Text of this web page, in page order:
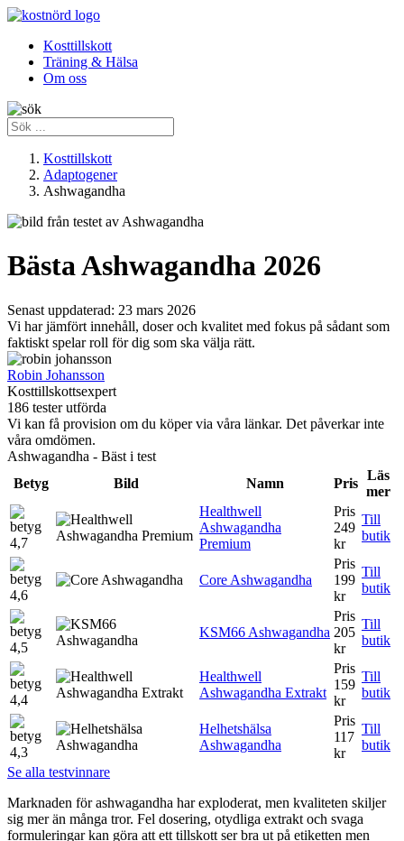
Kosttillskott
Träning & Hälsa
Om oss
Kosttillskott
Adaptogener
Ashwagandha
Bästa Ashwagandha 2026
Senast uppdaterad: 23 mars 2026
Vi har jämfört innehåll, doser och kvalitet med fokus på sådant som
faktiskt spelar roll för dig som ska välja rätt.
Robin Johansson
Kosttillskottsexpert
186 tester utförda
Vi kan få provision om du köper via våra länkar. Det påverkar inte
våra omdömen.
Ashwagandha - Bäst i test
Betyg
Bild Namn Pris
Läs
mer
4,7
Healthwell
Ashwagandha
Premium
Pris
249
kr
Till
butik
4,6
Core Ashwagandha
Pris
199
kr
Till
butik
4,5
KSM66 Ashwagandha
Pris
205
kr
Till
butik
4,4
Healthwell
Ashwagandha Extrakt
Pris
159
kr
Till
butik
4,3
Helhetshälsa
Ashwagandha
Pris
117
kr
Till
butik
Se alla testvinnare
Marknaden för ashwagandha har exploderat, men kvaliteten skiljer
sig mer än många tror. Fel dosering, otydliga extrakt och svaga
formuleringar kan göra att ett tillskott ser bra ut på etiketten men